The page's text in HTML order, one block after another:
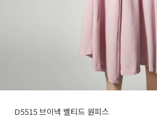
D5515 브이넥 벨티드 원피스